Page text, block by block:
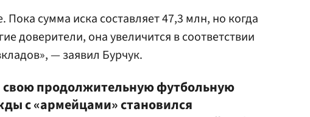
Пока сумма иска составляет 47,3 млн, но когда
доверители, она увеличится в соответствии
— заявил Бурчук.
свою продолжительную футбольную
с «армейцами» становился